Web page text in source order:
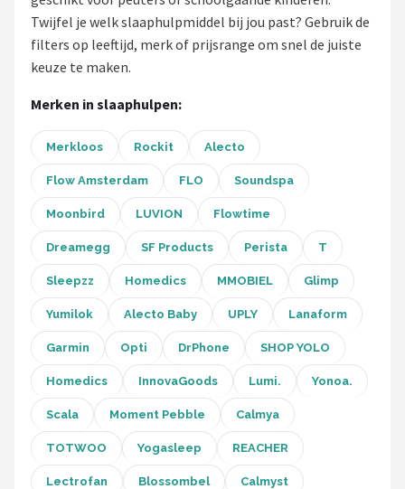
Twijfel je welk slaaphulpmiddel bij jou past? Gebruik de
filters op leeftijd, merk of prijsrange om snel de juiste
keuze te maken.
Merken in slaaphulpen:
Merkloos Rockit Alecto
Flow Amsterdam FLO Soundspa
Moonbird LUVION Flowtime
Dreamegg SF Products Perista T
Sleepzz Homedics MMOBIEL Glimp
Yumilok Alecto Baby UPLY Lanaform
Garmin Opti DrPhone SHOP YOLO
Homedics InnovaGoods Lumi. Yonoa.
Scala Moment Pebble Calmya
TOTWOO Yogasleep REACHER
Lectrofan Blossombel Calmyst